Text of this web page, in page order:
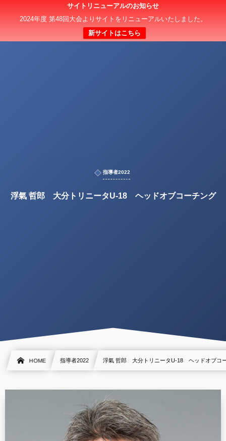
サイトリニューアルのお知らせ
2024年度 第48回大会よりサイトをリニューアルいたしました。
新サイトはこちら
指導者2022
浮氣 哲郎 大分トリニータU-18 ヘッドオブコーチング
HOME 指導者2022 浮氣 哲郎 大分トリニータU-18 ヘッドオブコ